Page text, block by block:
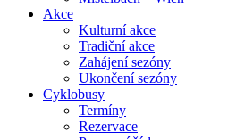
Akce
Kulturní akce
Tradiční akce
Zahájení sezóny
Ukončení sezóny
Cyklobusy
Termíny
Rezervace